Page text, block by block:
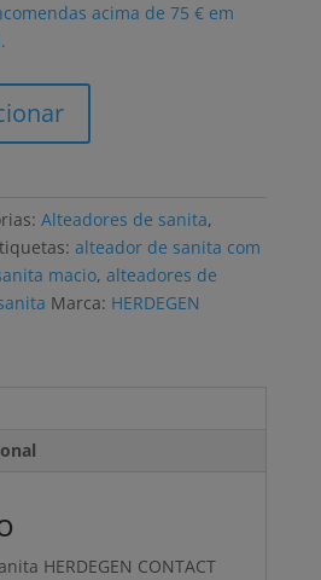
acima de 75 € em
Alteadores de sanita,
alteador de sanita com
macio, alteadores de
Marca: HERDEGEN
HERDEGEN CONTACT